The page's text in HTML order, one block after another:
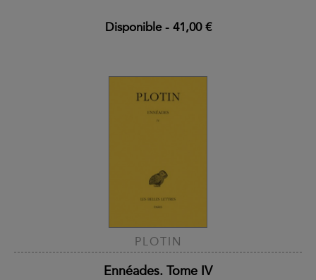
Disponible- 41,00 €
PLOTIN
Ennéades. Tome IV